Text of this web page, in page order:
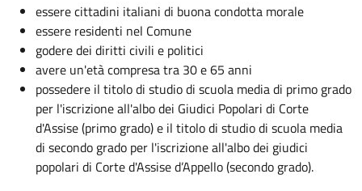
essere cittadini italiani di buona condotta morale
essere residenti nel Comune
godere dei diritti civili e politici
avere un'età compresa tra 30 e 65 anni
possedere il titolo di studio di scuola media di primo grado
per l'iscrizione all'albo dei Giudici Popolari di Corte
d'Assise (primo grado) e il titolo di studio di scuola media
di secondo grado per l'iscrizione all'albo dei giudici
popolari di Corte d'Assise d’Appello (secondo grado).